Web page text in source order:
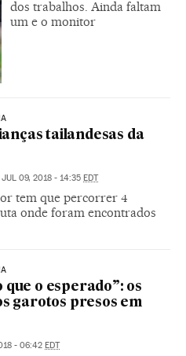
dos trabalhos. Ainda faltam
um e o monitor
tailandesas da
JUL 09, 2018 - 14:35 EDT
tem que percorrer 4
onde foram encontrados
que o esperado”: os
garotos presos em
- 06:42 EDT